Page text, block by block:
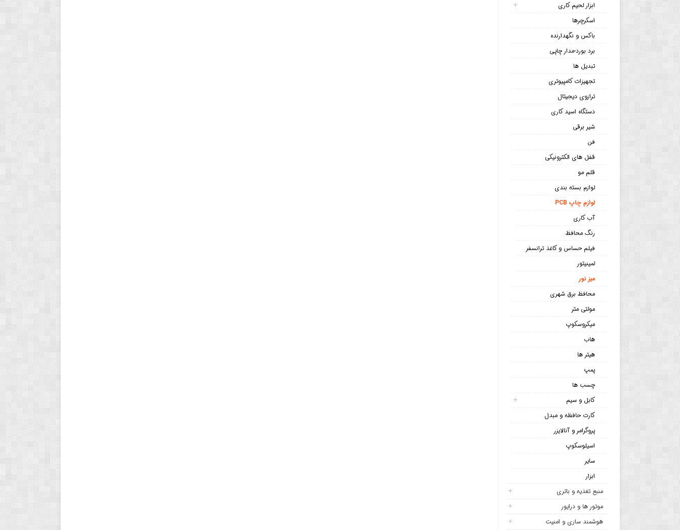
ابزار لحیم کاری
اسکرچرها
باکس و نگهدارنده
برد بورد-مدار چاپی
تبدیل ها
تجهیزات کامپیوتری
ترازوی دیجیتال
دستگاه اسید کاری
شیر برقی
فن
قفل های الکترونیکی
قلم مو
لوازم بسته بندی
لوازم چاپ PCB
آب کاری
رنگ محافظ
فیلم حساس و کاغذ ترانسفر
لمینیتور
میز نور
محافظ برق شهری
مولتی متر
میکروسکوپ
هاب
هیتر ها
پمپ
چسب ها
کابل و سیم
کارت حافظه و مبدل
پروگرامر و آنالایزر
اسیلوسکوپ
سایر
ابزار
منبع تغذیه و باتری
موتور ها و درایور
هوشمند سازی و امنیت